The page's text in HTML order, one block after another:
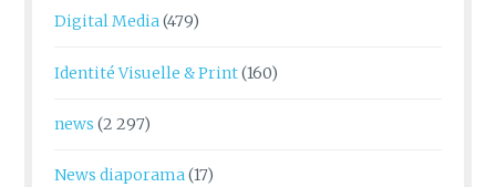
Digital Media(479)
Identité Visuelle & Print(160)
news (2 297)
News diaporama(17)